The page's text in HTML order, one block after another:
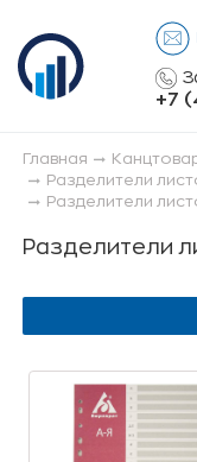
+7
Главная
Разделители
Разделители
Разделители